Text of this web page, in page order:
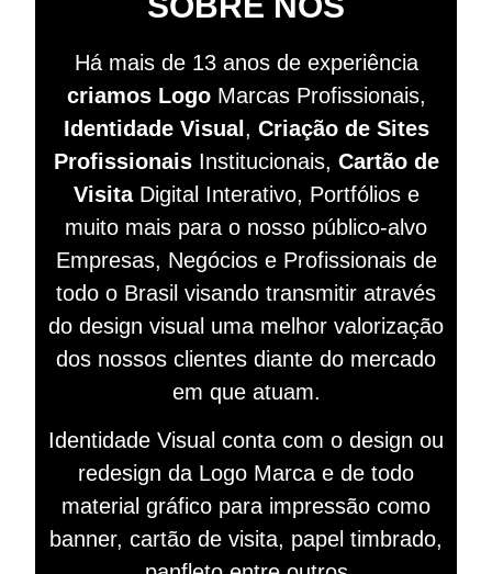
Há mais de 13 anos de experiência
criamos LogoMarcas Profissionais,
Identidade Visual , Criação de Sites
ProfissionaisInstitucionais, Cartão de
VisitaDigital Interativo, Portfólios e
muito mais para o nosso público-alvo
Empresas, Negócios e Profissionais de
todo o Brasil visando transmitir através
do design visual uma melhor valorização
dos nossos clientes diante do mercado
em que atuam.
Identidade Visual conta com o design ou
redesign da Logo Marca e de todo
material gráfico para impressão como
banner, cartão de visita, papel timbrado,